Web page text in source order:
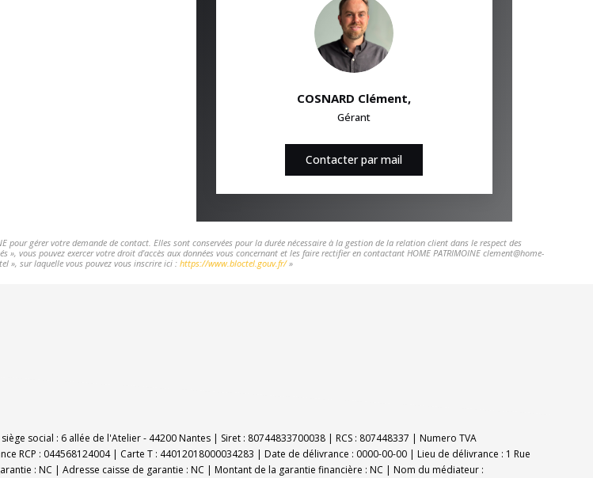
COSNARD Clément,
Gérant
Contacter par mail
gérer votre demande de contact. Elles sont conservées pour la durée nécessaire à la gestion de la relation client dans le respect des
pouvez exercer votre droit d'accès aux données vous concernant et les faire rectifier en contactant HOME PATRIMOINE clement@home-
», sur laquelle vous pouvez vous inscrire ici : https://www.bloctel.gouv.fr/»
social : 6 allée de l'Atelier - 44200 Nantes | Siret : 80744833700038 | RCS : 807448337 | Numero TVA
RCP : 044568124004 | Carte T : 44012018000034283 | Date de délivrance : 0000-00-00 | Lieu de délivrance : 1 Rue
: NC | Adresse caisse de garantie : NC | Montant de la garantie financière : NC | Nom du médiateur :